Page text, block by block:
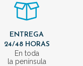
ENTREGA
24/48 HORAS
En toda
la península